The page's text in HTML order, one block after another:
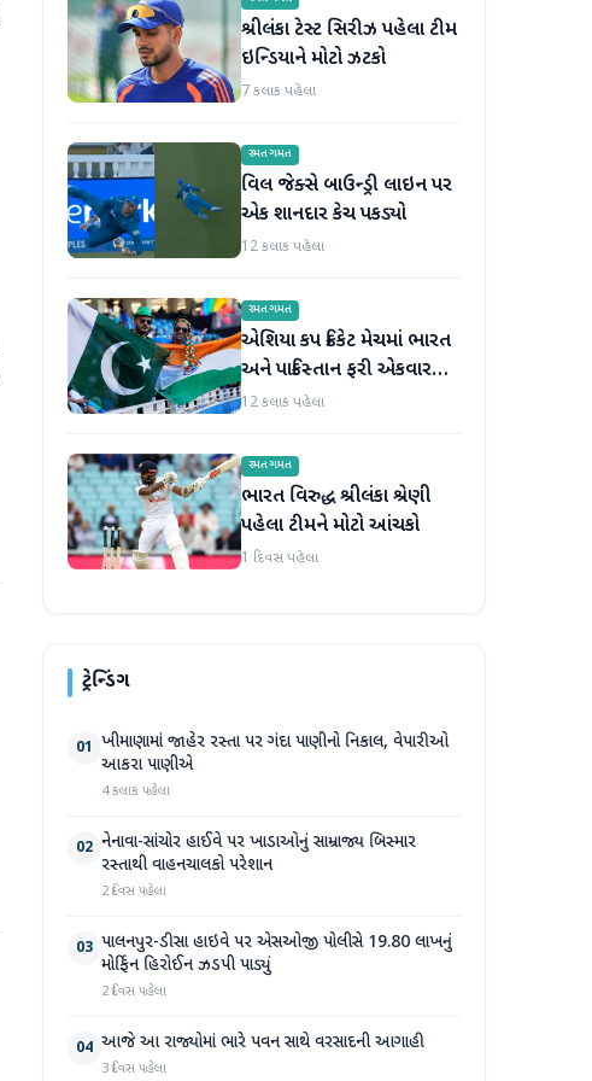
શ્રીલંકા ટેસ્ટ સિરીઝ પહેલા ટીમ
ઇન્ડિયાને મોટો ઝટકો
7 કલાક પહેલા
રમતગમત
વિલ જેક્સે બાઉન્ડ્રી લાઇન પર
એક શાનદાર કેચ પકડ્યો
12 કલાક પહેલા
રમતગમત
એશિયા કપ ક્રિકેટ મેચમાં ભારત
અને પાકિસ્તાન ફરી એકવાર
આમને-સામને થશે
12 કલાક પહેલા
રમતગમત
ભારત વિરુદ્ધ શ્રીલંકા શ્રેણી
પહેલા ટીમને મોટો આંચકો
1 દિવસ પહેલા
ટ્રેન્ડિંગ
01 ખીમાણામાં જાહેર રસ્તા પર ગંદા પાણીનો નિકાલ, વેપારીઓ
આકરા પાણીએ
4 કલાક પહેલા
02 નેનાવા-સાંચોર હાઈવે પર ખાડાઓનું સામ્રાજ્ય બિસ્માર
રસ્તાથી વાહનચાલકો પરેશાન
2 દિવસ પહેલા
03 પાલનપુર-ડીસા હાઇવે પર એસઓજી પોલીસે 19.80 લાખનું
મોર્ફિન હિરોઈન ઝડપી પાડ્યું
2 દિવસ પહેલા
04 આજે આ રાજ્યોમાં ભારે પવન સાથે વરસાદની આગાહી
3 દિવસ પહેલા